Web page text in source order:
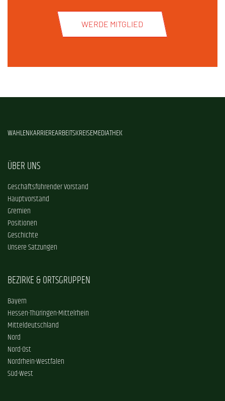
WERDE MITGLIED
WAHLENKARRIEREARBEITSKREISEMEDIATHEK
ÜBER UNS
Geschäftsführender Vorstand
Hauptvorstand
Gremien
Positionen
Geschichte
Unsere Satzungen
BEZIRKE & ORTSGRUPPEN
Bayern
Hessen-Thüringen-Mittelrhein
Mitteldeutschland
Nord
Nord-Ost
Nordrhein-Westfalen
Süd-West